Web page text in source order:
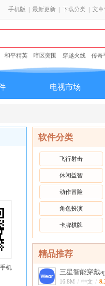
手机版 最新更新 下载分类 文章
和平精英 暗区突围 穿越火线 传奇
电视市场
机
软件分类
飞行射击
休闲益智
动作冒险
角色扮演
卡牌棋牌
精品推荐
三星智能穿戴
16.8M / 中文 /